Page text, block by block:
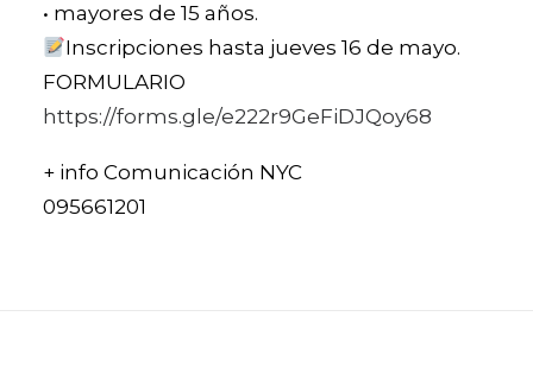
•⁠ ⁠mayores de 15 años.
Inscripciones hasta jueves 16 de mayo.
FORMULARIO
https://forms.gle/e222r9GeFiDJQoy68
+ info Comunicación NYC
095661201